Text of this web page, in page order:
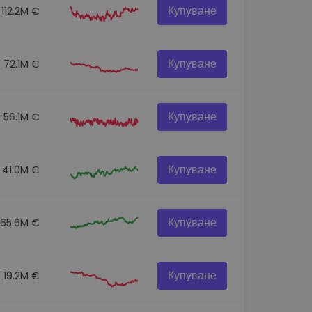
112.2M € Купуване
72.1M € Купуване
56.1M € Купуване
41.0M € Купуване
€ Купуване
19.2M € Купуване